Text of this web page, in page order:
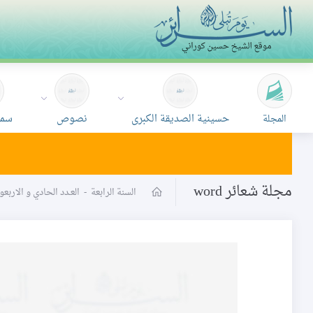
المجلة حسينية الصديقة الكبرى نصوص
مجلة شعائر word
السنة الرابعة - العـدد الحادي و